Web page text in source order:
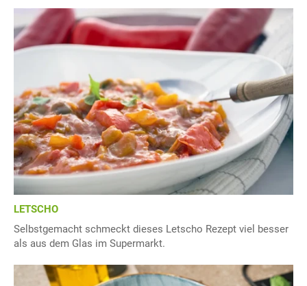
LETSCHO
Selbstgemacht schmeckt dieses Letscho Rezept viel besser
als aus dem Glas im Supermarkt.